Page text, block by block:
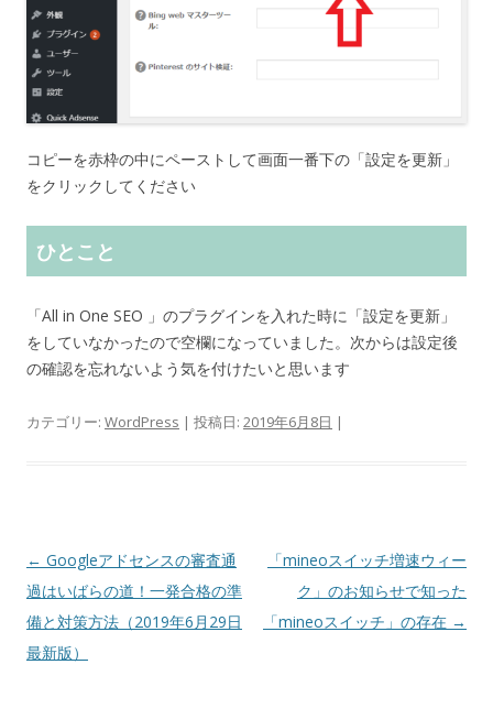
コピーを赤枠の中にペーストして画面一番下の「設定を更新」
をクリックしてください
ひとこと
「All in One SEO 」のプラグインを入れた時に「設定を更新」
をしていなかったので空欄になっていました。次からは設定後
の確認を忘れないよう気を付けたいと思います
カテゴリー: WordPress | 投稿日: 2019年6月8日 |
投
稿
ナ
ビ
← Googleアドセンスの審査通
過はいばらの道！一発合格の準
備と対策方法（2019年6月29日
最新版）
「mineoスイッチ増速ウィー
ク」のお知らせで知った
「mineoスイッチ」の存在 →